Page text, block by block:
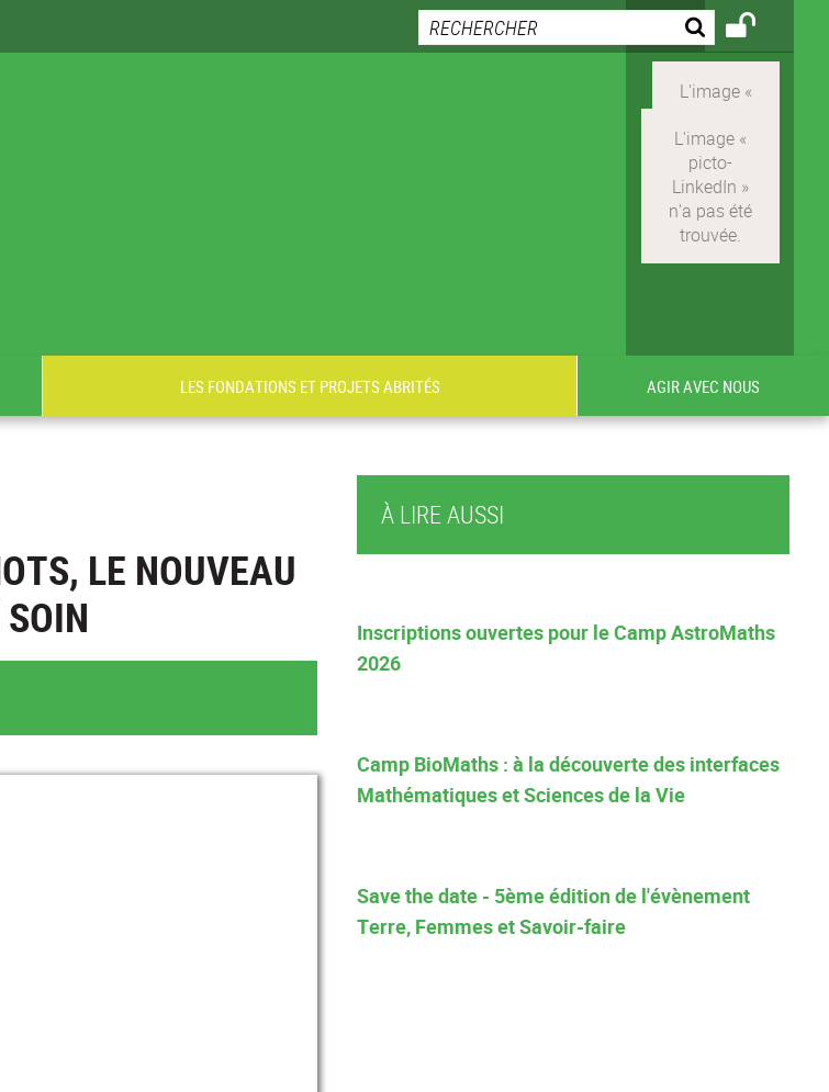
LES FONDATIONS ET PROJETS ABRITÉS AGIR AVEC NOUS
LE NOUVEAU
À LIRE AUSSI
Inscriptions ouvertes pour le Camp AstroMaths
2026
Camp BioMaths : à la découverte des interfaces
Mathématiques et Sciences de la Vie
Save the date - 5ème édition de l'évènement
Terre, Femmes et Savoir-faire